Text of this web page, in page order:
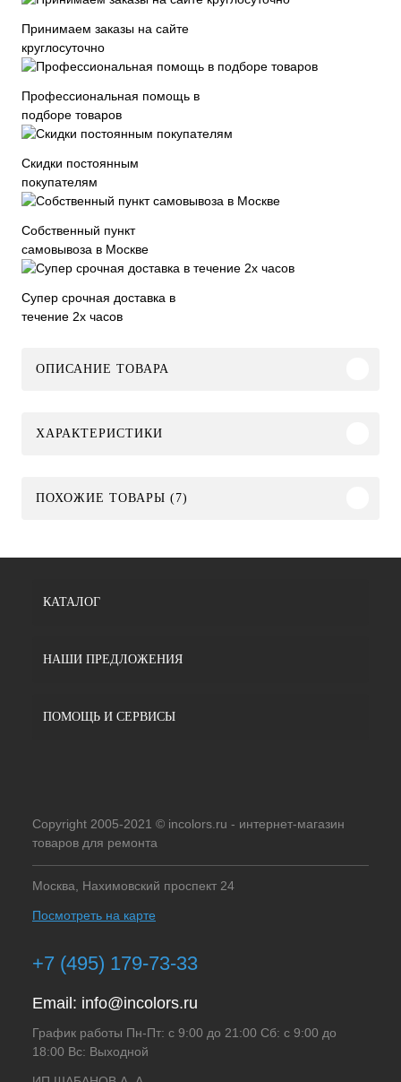
Принимаем заказы на сайте
круглосуточно
Профессиональная помощь в
подборе товаров
Скидки постоянным
покупателям
Собственный пункт
самовывоза в Москве
Супер срочная доставка в
течение 2х часов
ОПИСАНИЕ ТОВАРА
ХАРАКТЕРИСТИКИ
ПОХОЖИЕ ТОВАРЫ (7)
КАТАЛОГ
НАШИ ПРЕДЛОЖЕНИЯ
ПОМОЩЬ И СЕРВИСЫ
Copyright 2005-2021 © incolors.ru - интернет-магазин
товаров для ремонта
Москва, Нахимовский проспект 24
Посмотреть на карте
+7 (495) 179-73-33
Email: info@incolors.ru
График работы Пн-Пт: с 9:00 до 21:00 Сб: с 9:00 до
18:00 Вс: Выходной